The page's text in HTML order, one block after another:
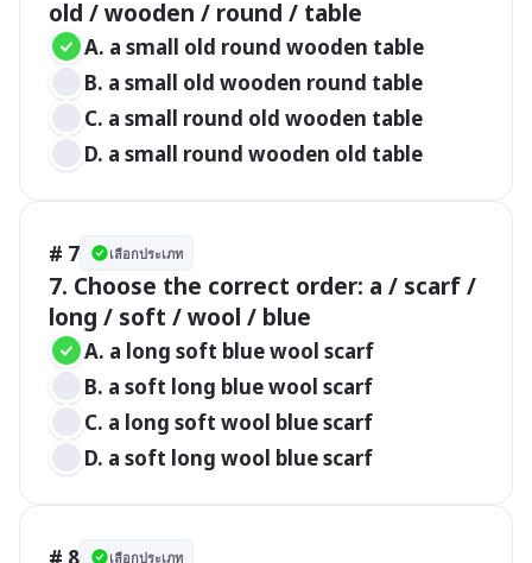
old / wooden / round / table
A. a small old round wooden table
B. a small old wooden round table
C. a small round old wooden table
D. a small round wooden old table
# 7 เลือกประเภท
7. Choose the correct order: a / scarf /
long / soft / wool / blue
A. a long soft blue wool scarf
B. a soft long blue wool scarf
C. a long soft wool blue scarf
D. a soft long wool blue scarf
# 8 เลือกประเภท